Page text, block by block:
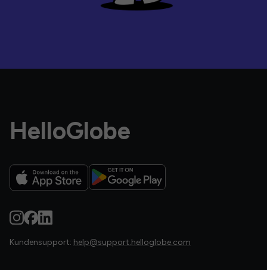
HelloGlobe
Kundensupport: help@support.helloglobe.com